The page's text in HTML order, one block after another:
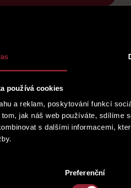
používá cookies
a reklam, poskytování funkcí
jak náš web používáte, sdílíme
s dalšími informacemi,
Preferenční